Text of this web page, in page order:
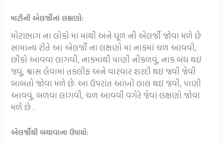
માટીની એલર્જીનાં લક્ષણો:
મોટાભાગ ના લોકો માં માંથી અને ધૂળ ની એલર્જી જોવા મળે છે
સામાન્ય રીતે આ એલર્જી ના લક્ષણો માં નાકમાં ચળ આવવી,
છીંકો આવવા લાગવી, નાકમાંથી પાણી નીકળવું, નાક બંધ થઇ
જવું, શ્વાસ લેવામાં તકલીફ અને વારંવાર શરદી થઇ જવી જેવી
બાબતો જોવા મળે છે. આ ઉપરાંત આંખો લાલ થઇ જવી, પાણી
આવવું, બળવા લાગવી, ચળ આવવી વગેરે જેવાં લક્ષણો જોવા
મળે છે .
એલર્જીથી બચાવાના ઉપાયો: